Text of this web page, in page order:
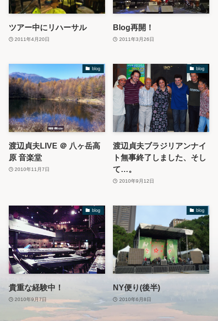
ツアー中にリハーサル
2011年4月20日
Blog再開！
2011年3月26日
blog
渡辺貞夫LIVE ＠ 八ヶ岳高
原 音楽堂
2010年11月7日
blog
渡辺貞夫ブラジリアンナイ
ト無事終了しました、そし
て…。
2010年9月12日
blog
貴重な経験中！
2010年9月7日
blog
NY便り(後半)
2010年6月8日